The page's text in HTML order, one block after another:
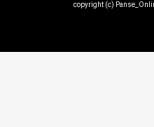
copyright (c)